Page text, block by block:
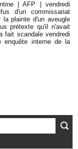
| AFP | vendredi
d'un commissariat
la plainte d'un aveugle
prétexte qu'il n'avait
fait scandale vendredi
enquête interne de la